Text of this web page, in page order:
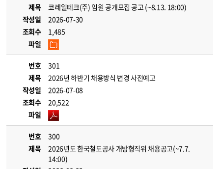
제목
코레일테크(주) 임원 공개모집 공고 (~8.13. 18:00)
작성일
2026-07-30
조회수
1,485
파일
번호
301
제목
2026년 하반기 채용방식 변경 사전예고
작성일
2026-07-08
조회수
20,522
파일
번호
300
제목
2026년도 한국철도공사 개방형직위 채용공고(~7.7.
14:00)